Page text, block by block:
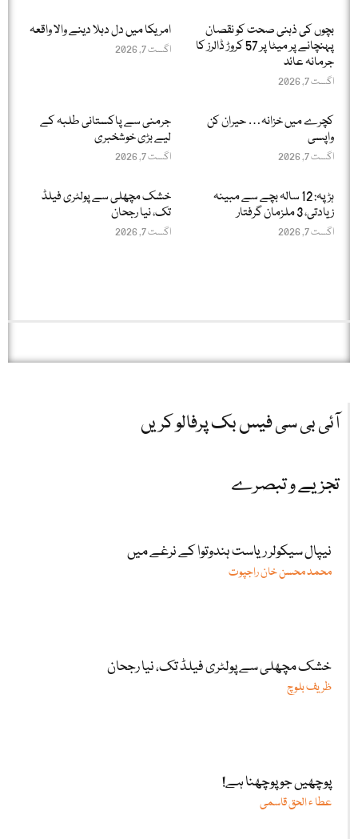
بچوں کی ذہنی صحت کو نقصان
پہنچانے پر میٹا پر 57 کروڑ ڈالرز کا
جرمانہ عائد
اگست 7, 2026
امریکا میں دل دہلا دینے والا واقعہ
اگست 7, 2026
کچرے میں خزانہ… حیران کن
واپسی
اگست 7, 2026
جرمنی سے پاکستانی طلبہ کے
لیے بڑی خوشخبری
اگست 7, 2026
ہڑپہ: 12 سالہ بچے سے مبینہ
زیادتی، 3 ملزمان گرفتار
اگست 7, 2026
خشک مچھلی سے پولٹری فیلڈ
تک، نیا رجحان
اگست 7, 2026
آئی بی سی فیس بک پرفالو کریں
تجزیے و تبصرے
نیپال سیکولر ریاست ہندوتوا کے نرغے میں
محمد محسن خان راجپوت
خشک مچھلی سے پولٹری فیلڈ تک، نیا رجحان
ظریف بلوچ
پوچھیں جو پوچھنا ہے!
عطا ء الحق قاسمی